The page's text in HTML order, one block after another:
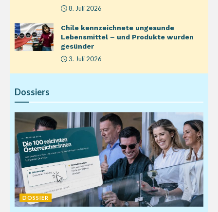
8. Juli 2026
Chile kennzeichnete ungesunde
Lebensmittel – und Produkte wurden
gesünder
3. Juli 2026
Dossiers
DOSSIER